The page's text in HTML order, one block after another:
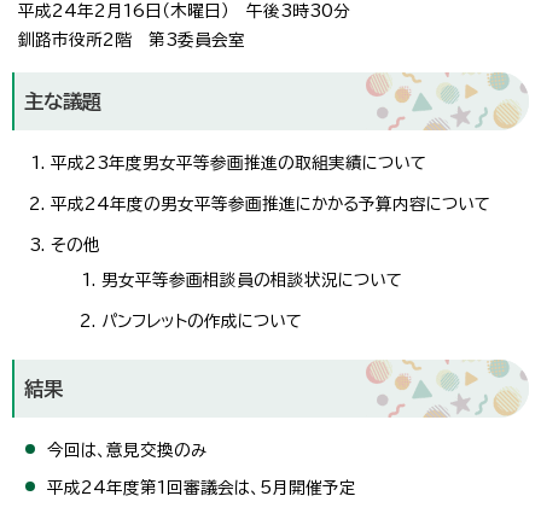
平成24年2月16日（木曜日） 午後3時30分
釧路市役所2階 第3委員会室
主な議題
平成23年度男女平等参画推進の取組実績について
平成24年度の男女平等参画推進にかかる予算内容について
その他
男女平等参画相談員の相談状況について
パンフレットの作成について
結果
今回は、意見交換のみ
平成24年度第1回審議会は、5月開催予定